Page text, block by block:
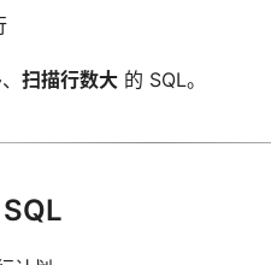
、 扫描行数大 的 SQL。